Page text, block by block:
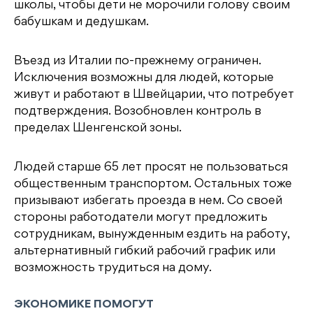
школы, чтобы дети не морочили голову своим
бабушкам и дедушкам.
Въезд из Италии по-прежнему ограничен.
Исключения возможны для людей, которые
живут и работают в Швейцарии, что потребует
подтверждения. Возобновлен контроль в
пределах Шенгенской зоны.
Людей старше 65 лет просят не пользоваться
общественным транспортом. Остальных тоже
призывают избегать проезда в нем. Со своей
стороны работодатели могут предложить
сотрудникам, вынужденным ездить на работу,
альтернативный гибкий рабочий график или
возможность трудиться на дому.
ЭКОНОМИКЕ ПОМОГУТ